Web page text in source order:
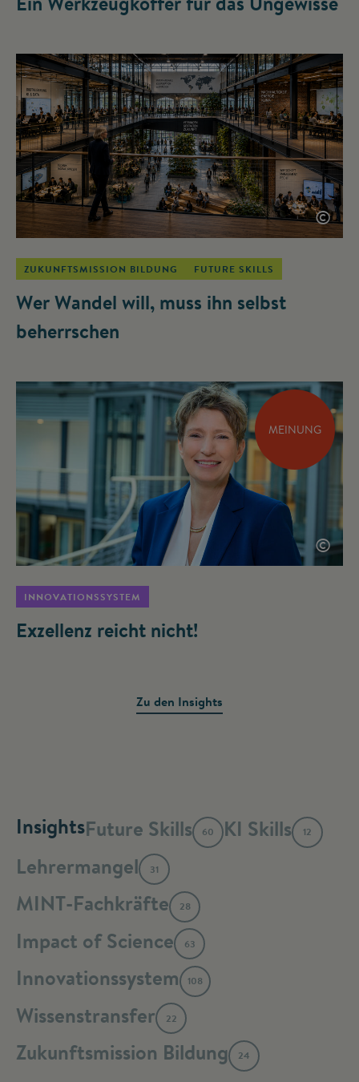
©
ZUKUNFTSMISSION BILDUNG FUTURE SKILLS
Wer Wandel will, muss ihn selbst
beherrschen
MEINUNG
©
INNOVATIONSSYSTEM
Exzellenz reicht nicht!
Zu den Insights
InsightsFuture Skills 60 KI Skills 12
Lehrermangel 31
MINT-Fachkräfte 28
Impact of Science 63
Innovationssystem 108
Wissenstransfer 22
Zukunftsmission Bildung 24